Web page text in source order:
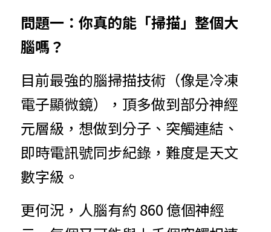
問題一：你真的能「掃描」整個大
腦嗎？
目前最強的腦掃描技術（像是冷凍
電子顯微鏡），頂多做到部分神經
元層級，想做到分子、突觸連結、
即時電訊號同步紀錄，難度是天文
數字級。
更何況，人腦有約 860 億個神經